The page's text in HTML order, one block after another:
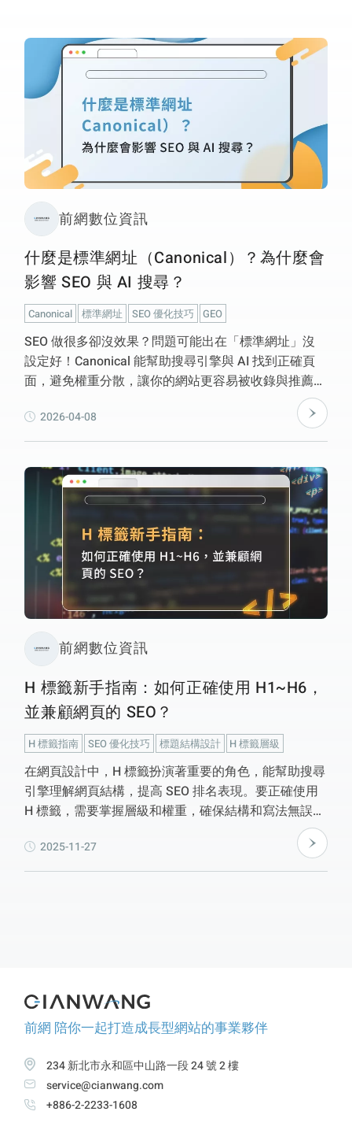
前網數位資訊
什麼是標準網址（Canonical）？為什麼會
影響 SEO 與 AI 搜尋？
Canonical 標準網址 SEO 優化技巧 GEO
SEO 做很多卻沒效果？問題可能出在「標準網址」沒
設定好！Canonical 能幫助搜尋引擎與 AI 找到正確頁
面，避免權重分散，讓你的網站更容易被收錄與推薦。
2026-04-08
前網數位資訊
H 標籤新手指南：如何正確使用 H1~H6，
並兼顧網頁的 SEO？
H 標籤指南 SEO 優化技巧 標題結構設計 H 標籤層級
在網頁設計中，H 標籤扮演著重要的角色，能幫助搜尋
引擎理解網頁結構，提高 SEO 排名表現。要正確使用
H 標籤，需要掌握層級和權重，確保結構和寫法無誤，
且適當控制數量。使用建議包括避免重複使用 H1 標
籤，利用外掛程式檢查標題用法。善用 H 標籤可以讓
內容更容易被搜尋，為網站打下穩固的 SEO 基礎。想
2025-11-27
前網 陪你一起打造成長型網站的事業夥伴
234 新北市永和區中山路一段 24 號 2 樓
service@cianwang.com
+886-2-2233-1608